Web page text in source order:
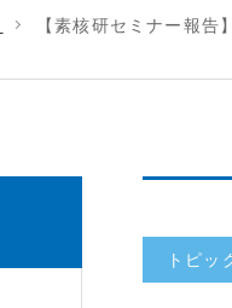
【素核研セミナー報
トピッ